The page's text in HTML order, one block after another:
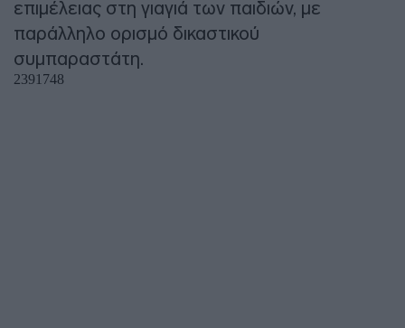
επιμέλειας στη γιαγιά των παιδιών, με
παράλληλο ορισμό δικαστικού
συμπαραστάτη.